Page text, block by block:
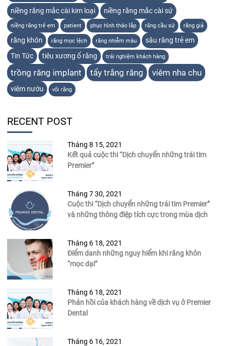
niềng răng mắc cài kim loại niềng răng mắc cài sứ
niềng răng trẻ em patient phục hình tháo lắp răng cầu sứ răng giả
răng khôn răng mọc lệch răng nhiễm màu
sâu răng trẻ em
Tin Tức
tiêu xương ổ răng trải nghiệm khách hàng
trồng răng implant tẩy trắng răng viêm nha chu
viêm nướu vôi răng
RECENT POST
Tháng 8 15, 2021
Kết quả cuộc thi “Dịch chuyển những trái tim
Premier”
Tháng 7 30, 2021
Cuộc thi “Dịch chuyển những trái tim Premier”
và những thông điệp tích cực trong mùa dịch
Tháng 6 18, 2021
Điểm danh những nguy hiểm khi răng khôn
“mọc dại”
Tháng 6 18, 2021
Phản hồi của khách hàng về dịch vụ ở Premier
Dental
Tháng 6 16, 2021